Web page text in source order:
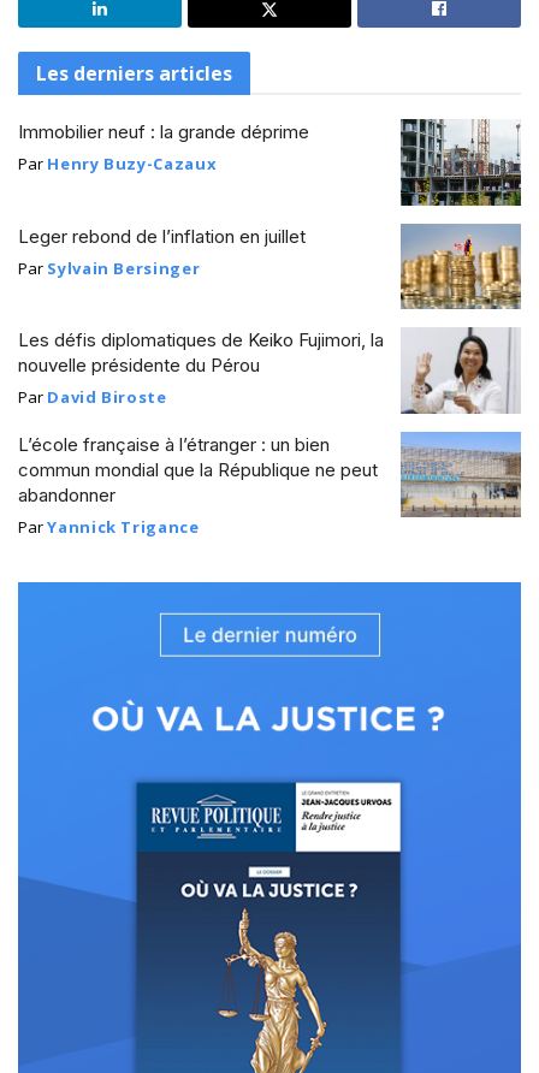
Les derniers articles
Immobilier neuf : la grande déprime
Par Henry Buzy-Cazaux
Leger rebond de l’inflation en juillet
Par Sylvain Bersinger
Les défis diplomatiques de Keiko Fujimori, la
nouvelle présidente du Pérou
Par David Biroste
L’école française à l’étranger : un bien
commun mondial que la République ne peut
abandonner
ParYannick Trigance